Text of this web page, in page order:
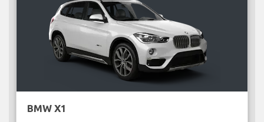
BMW X1